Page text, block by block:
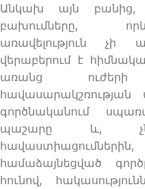
Անկախ այն
բախումները,
առավելություն չի
վերաբերում է
առանց
հավասարակշռության
գործնականում
պաշարը և,
համաձայնեցված
հունով,